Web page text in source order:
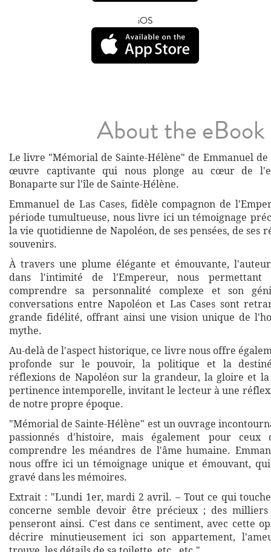
iOS
About the eBook
Le livre "Mémorial de Sainte-Hélène" de Emmanuel de
œuvre captivante qui nous plonge au cœur de
Bonaparte sur l'île de Sainte-Hélène.
Emmanuel de Las Cases, fidèle compagnon de
période tumultueuse, nous livre ici un témoignage
la vie quotidienne de Napoléon, de ses pensées, de ses
souvenirs.
À travers une plume élégante et émouvante,
dans l'intimité de l'Empereur, nous
comprendre sa personnalité complexe et son
conversations entre Napoléon et Las Cases sont
grande fidélité, offrant ainsi une vision unique de
mythe.
Au-delà de l'aspect historique, ce livre nous offre
profonde sur le pouvoir, la politique et la
réflexions de Napoléon sur la grandeur, la gloire et
pertinence intemporelle, invitant le lecteur à une
de notre propre époque.
"Mémorial de Sainte-Hélène" est un ouvrage
passionnés d'histoire, mais également pour
comprendre les méandres de l'âme humaine.
nous offre ici un témoignage unique et émouvant,
gravé dans les mémoires.
Extrait : "Lundi 1er, mardi 2 avril. – Tout ce qui
concerne semble devoir être précieux ; des
penseront ainsi. C'est dans ce sentiment, avec cette
décrire minutieusement ici son appartement,